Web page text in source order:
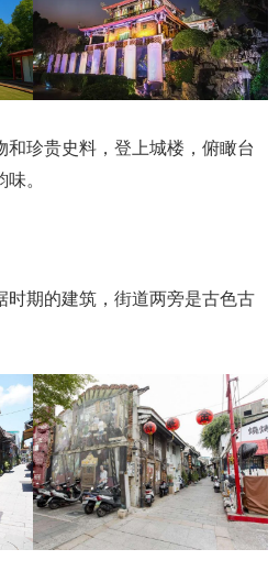
珍贵史料，登上城楼，俯瞰台
。
时期的建筑，街道两旁是古色古